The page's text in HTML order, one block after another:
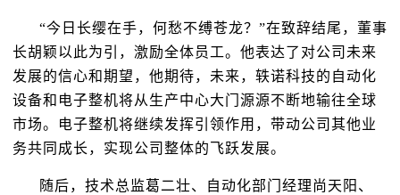
“今日长缨在手，何愁不缚苍龙？”在致辞结尾，董事
长胡颖以此为引，激励全体员工。他表达了对公司未来
发展的信心和期望，他期待，未来，轶诺科技的自动化
设备和电子整机将从生产中心大门源源不断地输往全球
市场。电子整机将继续发挥引领作用，带动公司其他业
务共同成长，实现公司整体的飞跃发展。
随后，技术总监葛二壮、自动化部门经理尚天阳、